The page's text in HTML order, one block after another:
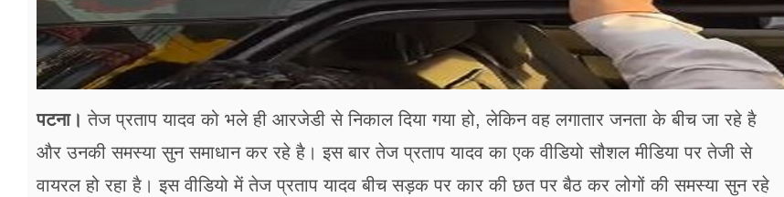
पटना। तेज प्रताप यादव को भले ही आरजेडी से निकाल दिया गया हो, लेकिन वह लगातार जनता के बीच जा रहे है
और उनकी समस्या सुन समाधान कर रहे है। इस बार तेज प्रताप यादव का एक वीडियो सौशल मीडिया पर तेजी से
वायरल हो रहा है। इस वीडियो में तेज प्रताप यादव बीच सड़क पर कार की छत पर बैठ कर लोगों की समस्या सुन रहे